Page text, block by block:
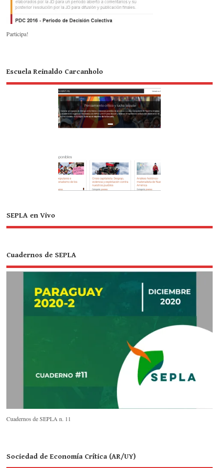
Participa!
Escuela Reinaldo Carcanholo
SEPLA en Vivo
Cuadernos de SEPLA
Cuadernos de SEPLA n. 11
Sociedad de Economía Crítica (AR/UY)